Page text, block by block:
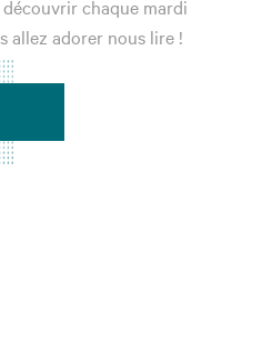
chaque mardi
allez adorer nous lire !